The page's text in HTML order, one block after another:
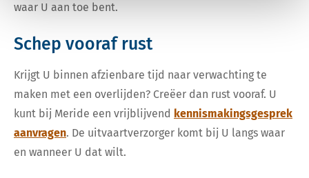
waar U aan toe bent.
Schep vooraf rust
Krijgt U binnen afzienbare tijd naar verwachting te
maken met een overlijden? Creëer dan rust vooraf. U
kunt bij Meride een vrijblijvend kennismakingsgesprek
aanvragen. De uitvaartverzorger komt bij U langs waar
en wanneer U dat wilt.